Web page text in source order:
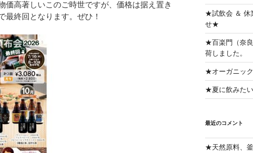
価高著しいこのご時世ですが、価格は据え置き
最終回となります。ぜひ！
★試飲会 ＆ 休
せ★
★百楽門（奈
荷しました。
★オーガニッ
★夏に飲みた
最近のコメント
★天然原料、